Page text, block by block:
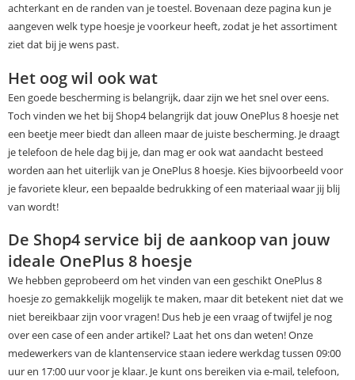
achterkant en de randen van je toestel. Bovenaan deze pagina kun je
aangeven welk type hoesje je voorkeur heeft, zodat je het assortiment
ziet dat bij je wens past.
Het oog wil ook wat
Een goede bescherming is belangrijk, daar zijn we het snel over eens.
Toch vinden we het bij Shop4 belangrijk dat jouw OnePlus 8 hoesje net
een beetje meer biedt dan alleen maar de juiste bescherming. Je draagt
je telefoon de hele dag bij je, dan mag er ook wat aandacht besteed
worden aan het uiterlijk van je OnePlus 8 hoesje. Kies bijvoorbeeld voor
je favoriete kleur, een bepaalde bedrukking of een materiaal waar jij blij
van wordt!
De Shop4 service bij de aankoop van jouw
ideale OnePlus 8 hoesje
We hebben geprobeerd om het vinden van een geschikt OnePlus 8
hoesje zo gemakkelijk mogelijk te maken, maar dit betekent niet dat we
niet bereikbaar zijn voor vragen! Dus heb je een vraag of twijfel je nog
over een case of een ander artikel? Laat het ons dan weten! Onze
medewerkers van de klantenservice staan iedere werkdag tussen 09:00
uur en 17:00 uur voor je klaar. Je kunt ons bereiken via e-mail, telefoon,